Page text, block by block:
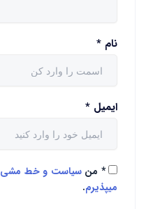
نام *
ایمیل *
* منسیاست و خط مشی
میپذیرم.